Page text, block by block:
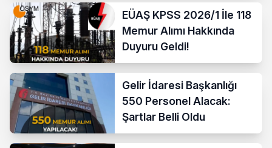
EÜAŞ KPSS 2026/1 İle 118
Memur Alımı Hakkında
Duyuru Geldi!
Gelir İdaresi Başkanlığı
550 Personel Alacak:
Şartlar Belli Oldu